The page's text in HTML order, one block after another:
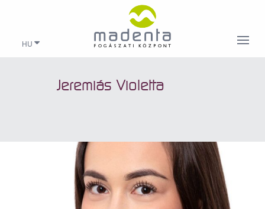
HU
Jeremiás Violetta